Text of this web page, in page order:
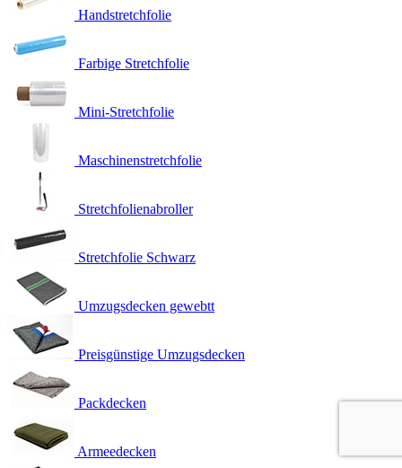
Handstretchfolie
Farbige Stretchfolie
Mini-Stretchfolie
Maschinenstretchfolie
Stretchfolienabroller
Stretchfolie Schwarz
Umzugsdecken gewebtt
Preisgünstige Umzugsdecken
Packdecken
Armeedecken